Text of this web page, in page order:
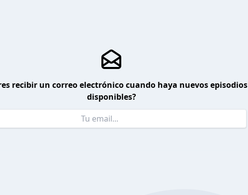
recibir un correo electrónico cuando haya nuevos episodios
disponibles?